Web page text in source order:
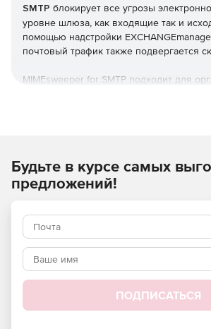
SMTP блокирует все угрозы
уровне шлюза, как входящие так и
помощью надстройки
почтовый трафик также подвергается
MIMEsweeper for SMTP подходит для
Движок MIMEsweeper тщательно
Edge Server – брандмауэр
MIMEsweeper предлагает гибкую
политикой безопасности и
Надстройка EXCHANGEmanager
Будьте в курсе самых
предложений!
ПОДПИСАТЬСЯ